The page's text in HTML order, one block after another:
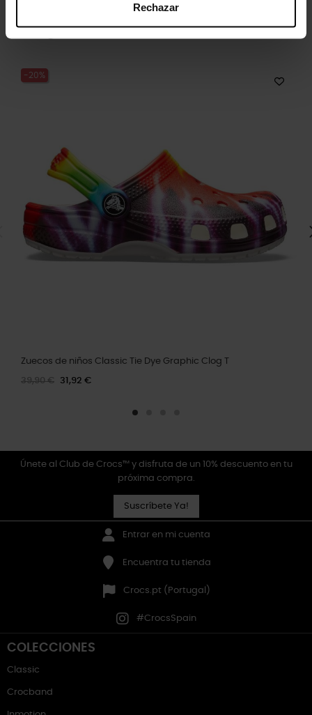
Rechazar
4 otros productos de la misma
categoría:
-20%
Zuecos de niños Classic Tie Dye Graphic Clog T
39,90 € 31,92 €
Únete al Club de Crocs™ y disfruta de un 10% descuento en tu
próxima compra.
Suscríbete Ya!
Entrar en mi cuenta
Encuentra tu tienda
Crocs.pt (Portugal)
#CrocsSpain
COLECCIONES
Classic
Crocband